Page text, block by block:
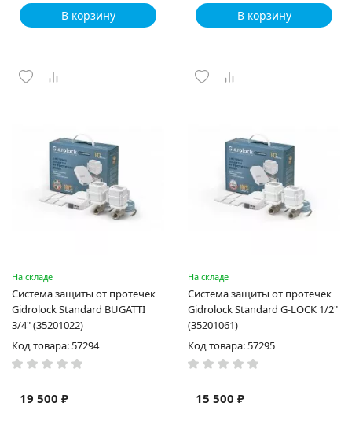
В корзину В корзину
На складе
Система защиты от протечек
Gidrоlock Standard BUGATTI
3/4" (35201022)
Код товара: 57294
19 500 ₽
На складе
Система защиты от протечек
Gidrоlock Standard G-LOCK 1/2"
(35201061)
Код товара: 57295
15 500 ₽